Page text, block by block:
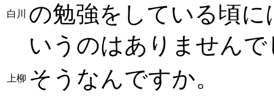
白川
の勉強をしている頃
いうのはありませんで
上柳 そうなんですか。